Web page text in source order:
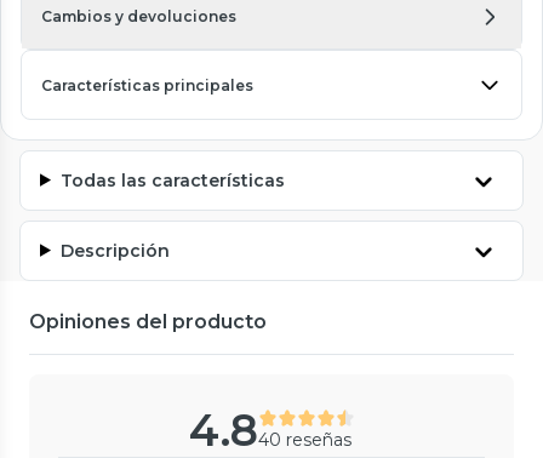
Cambios y devoluciones
Características principales
Todas las características
Descripción
Opiniones del producto
4.840 reseñas